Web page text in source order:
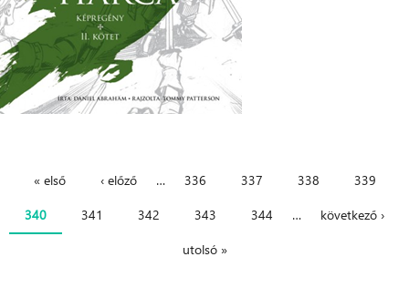
Oldalak
« első ‹ előző … 336 337 338
339
340
341 342 343 344 …
következő ›
utolsó »